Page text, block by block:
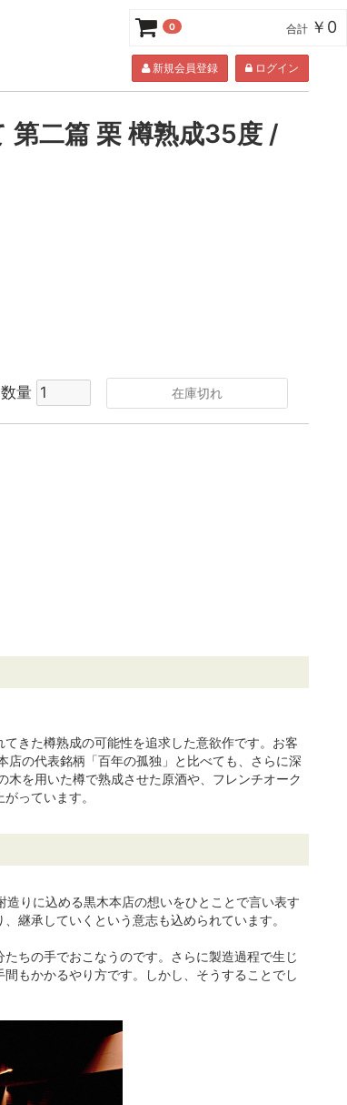
新規会員登録 ログイン
第二篇 栗 樽熟成35度 /
数量 在庫切れ
きた樽熟成の可能性を追求した意欲作です。お客
の代表銘柄「百年の孤独」と比べても、さらに深
を用いた樽で熟成させた原酒や、フレンチオーク
っています。
りに込める黒木本店の想いをひとことで言い表す
継承していくという意志も込められています。
ちの手でおこなうのです。さらに製造過程で生じ
もかかるやり方です。しかし、そうすることでし
0 合計 ￥0